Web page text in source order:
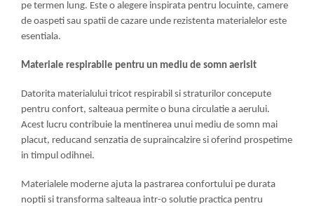
pe termen lung. Este o alegere inspirata pentru locuinte, camere
de oaspeti sau spatii de cazare unde rezistenta materialelor este
esentiala.
Materiale respirabile pentru un mediu de somn aerisit
Datorita materialului tricot respirabil si straturilor concepute
pentru confort, salteaua permite o buna circulatie a aerului.
Acest lucru contribuie la mentinerea unui mediu de somn mai
placut, reducand senzatia de supraincalzire si oferind prospetime
in timpul odihnei.
Materialele moderne ajuta la pastrarea confortului pe durata
noptii si transforma salteaua intr-o solutie practica pentru